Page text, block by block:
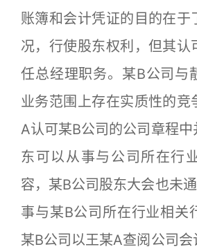
账簿和会计凭证的目的在于
况，行使股东权利，但其认
任总经理职务。某B公司与
业务范围上存在实质性的竞
A认可某B公司的公司章程
东可以从事与公司所在行
容，某B公司股东大会也未
事与某B公司所在行业相关
某B公司以王某A查阅公司会